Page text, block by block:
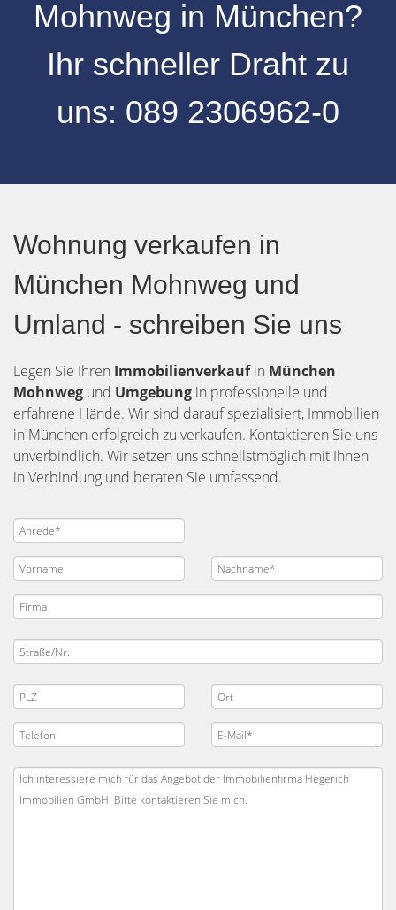
Mohnweg in München?
Ihr schneller Draht zu
uns: 089 2306962-0
Wohnung verkaufen in
München Mohnweg und
Umland - schreiben Sie uns
Legen Sie Ihren Immobilienverkaufin München
Mohnweg und Umgebung in professionelle und
erfahrene Hände. Wir sind darauf spezialisiert, Immobilien
in München erfolgreich zu verkaufen. Kontaktieren Sie uns
unverbindlich. Wir setzen uns schnellstmöglich mit Ihnen
in Verbindung und beraten Sie umfassend.